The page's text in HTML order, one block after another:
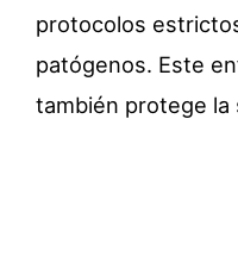
protocolos
patógenos. Este
también protege la